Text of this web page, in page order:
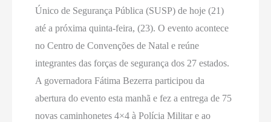
Único de Segurança Pública (SUSP) de hoje (21)
até a próxima quinta-feira, (23). O evento acontece
no Centro de Convenções de Natal e reúne
integrantes das forças de segurança dos 27 estados.
A governadora Fátima Bezerra participou da
abertura do evento esta manhã e fez a entrega de 75
novas caminhonetes 4×4 à Polícia Militar e ao